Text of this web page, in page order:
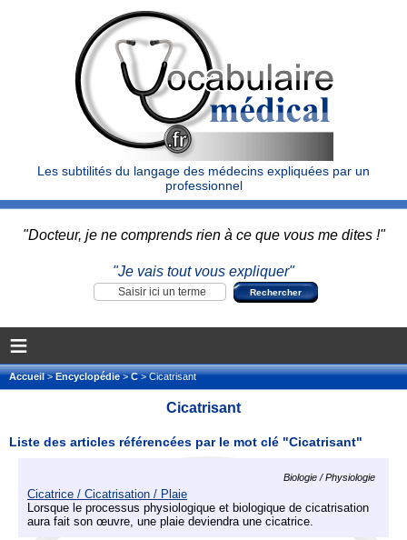
Les subtilités du langage des médecins expliquées par un
professionnel
"Docteur, je ne comprends rien à ce que vous me dites !"
"Je vais tout vous expliquer"
≡
Accueil>Encyclopédie>C> Cicatrisant
Cicatrisant
Liste des articles référencées par le mot clé "Cicatrisant"
Biologie / Physiologie
Cicatrice / Cicatrisation / Plaie
Lorsque le processus physiologique et biologique de cicatrisation
aura fait son œuvre, une plaie deviendra une cicatrice.